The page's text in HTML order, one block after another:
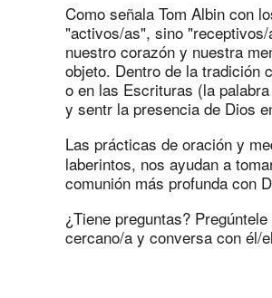
Como señala Tom Albin con
"activos/as", sino
nuestro corazón y nuestra
objeto. Dentro de la tradición
o en las Escrituras (la
y sentr la presencia de Dios
Las prácticas de oración y
laberintos, nos ayudan a
comunión más profunda con
¿Tiene preguntas?
cercano/a y conversa con él/